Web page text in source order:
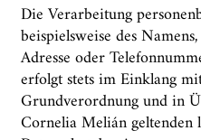
Die Verarbeitung
beispielsweise des
Adresse oder
erfolgt stets im Einklang
Grundverordnung und in
Cornelia Melián geltenden